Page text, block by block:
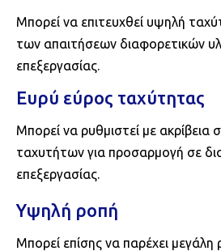
Μπορεί να επιτευχθεί υψηλή
των απαιτήσεων διαφορετικών
επεξεργασίας.
Ευρύ εύρος ταχύτητας
Μπορεί να ρυθμιστεί με
ταχυτήτων για προσαρμογή σε
επεξεργασίας.
Υψηλή ροπή
Μπορεί επίσης να παρέχει